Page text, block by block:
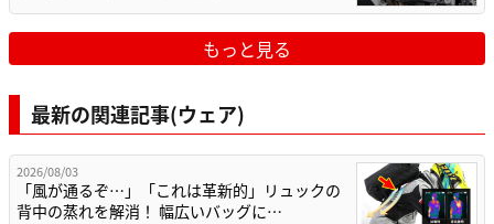
もっと見る
最新の関連記事(ウェア)
2026/08/03
「風が通るぞ…」「これは革新的」リュックの
背中の蒸れを解消！ 幅広いバッグに…